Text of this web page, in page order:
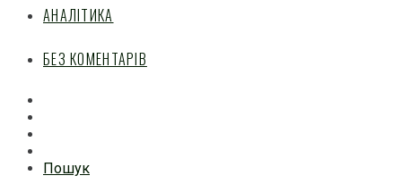
АНАЛІТИКА
БЕЗ КОМЕНТАРІВ
Пошук